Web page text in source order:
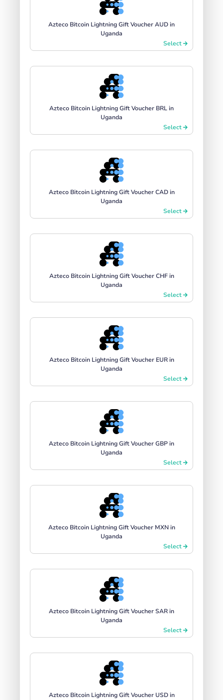
Azteco Bitcoin Lightning Gift Voucher AUD in
Uganda
Select
Azteco Bitcoin Lightning Gift Voucher BRL in
Uganda
Select
Azteco Bitcoin Lightning Gift Voucher CAD in
Uganda
Select
Azteco Bitcoin Lightning Gift Voucher CHF in
Uganda
Select
Azteco Bitcoin Lightning Gift Voucher EUR in
Uganda
Select
Azteco Bitcoin Lightning Gift Voucher GBP in
Uganda
Select
Azteco Bitcoin Lightning Gift Voucher MXN in
Uganda
Select
Azteco Bitcoin Lightning Gift Voucher SAR in
Uganda
Select
Azteco Bitcoin Lightning Gift Voucher USD in